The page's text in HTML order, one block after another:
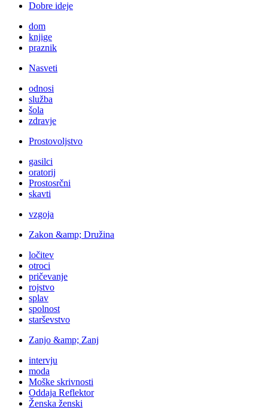
Dobre ideje
dom
knjige
praznik
Nasveti
odnosi
služba
šola
zdravje
Prostovoljstvo
gasilci
oratorij
Prostosrčni
skavti
vzgoja
Zakon &amp; Družina
ločitev
otroci
pričevanje
rojstvo
splav
spolnost
starševstvo
Zanjo &amp; Zanj
intervju
moda
Moške skrivnosti
Oddaja Reflektor
Ženska ženski